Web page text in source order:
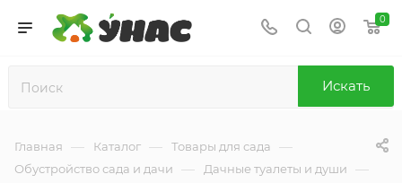
0
Искать
Главная — Каталог — Товары для сада —
Обустройство сада и дачи — Дачные туалеты и души —